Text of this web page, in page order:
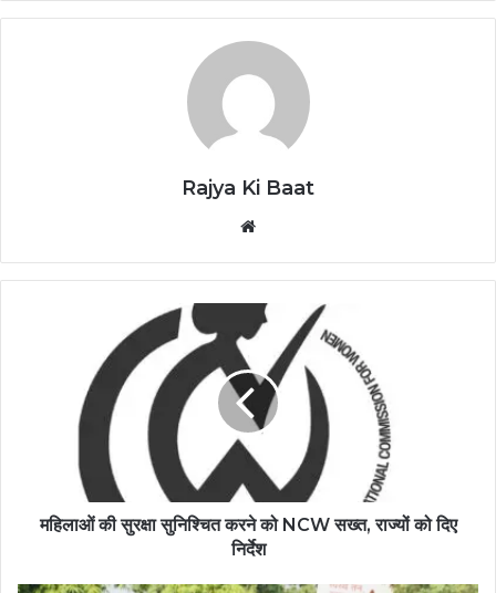
Rajya Ki Baat
महिलाओं की सुरक्षा सुनिश्चित करने को NCW सख्त, राज्यों को दिए
निर्देश